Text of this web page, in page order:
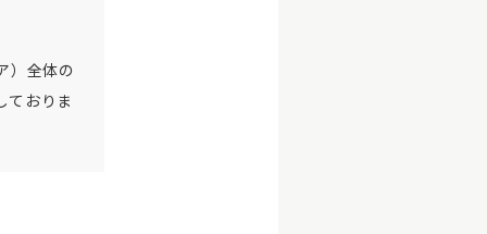
）全体の
ておりま